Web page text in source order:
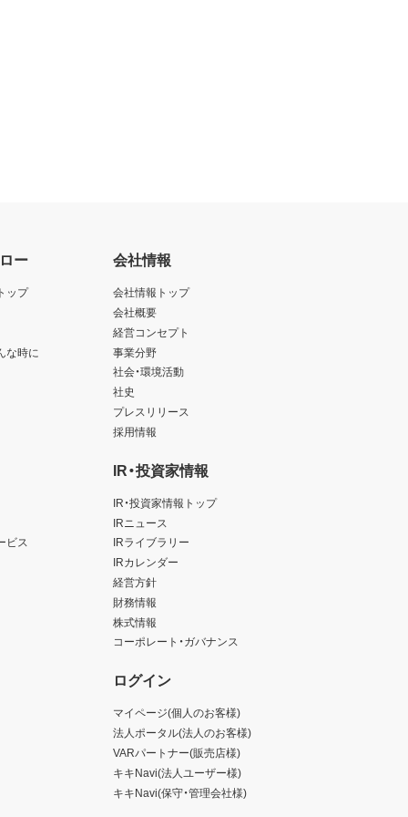
ー
ップ
な時に
ビス
会社情報
会社情報トップ
会社概要
経営コンセプト
事業分野
社会・環境活動
社史
プレスリリース
採用情報
IR・投資家情報
IR・投資家情報トップ
IRニュース
IRライブラリー
IRカレンダー
経営方針
財務情報
株式情報
コーポレート・ガバナンス
ログイン
マイページ(個人のお客様)
法人ポータル(法人のお客様)
VARパートナー(販売店様)
キキNavi(法人ユーザー様)
キキNavi(保守・管理会社様)